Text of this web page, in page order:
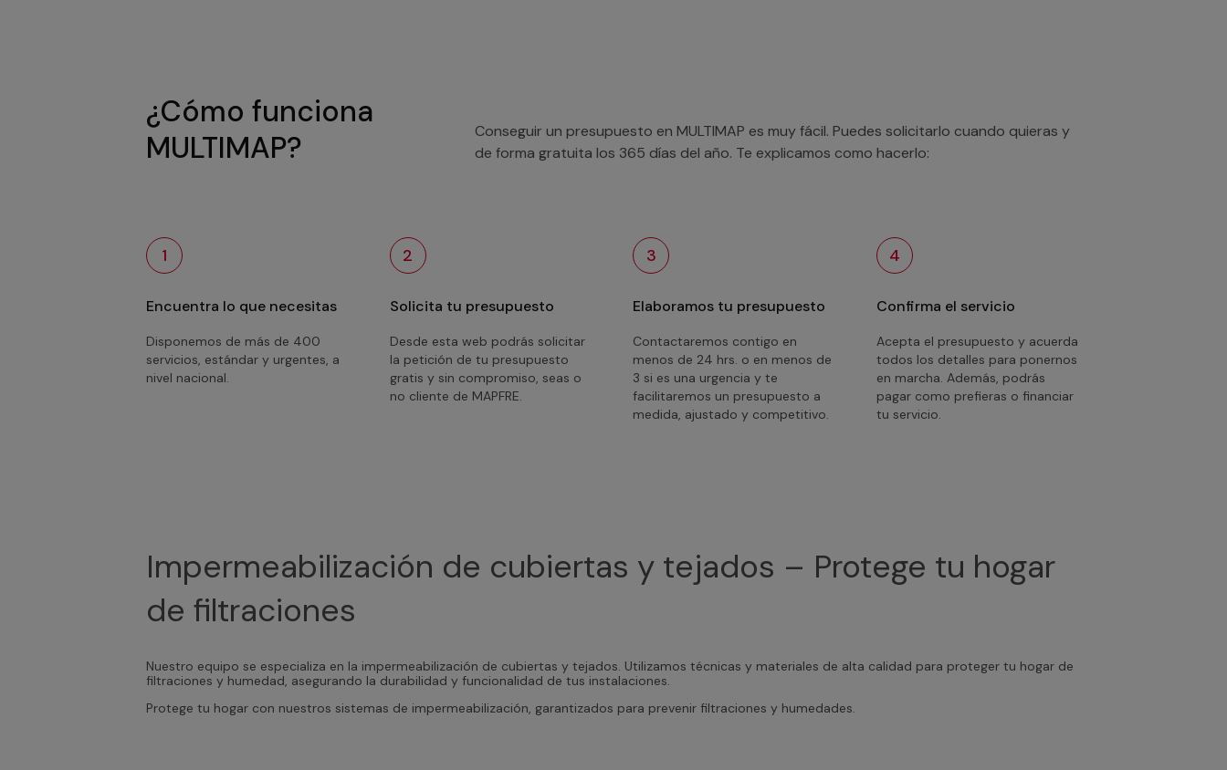
¿Cómo funciona
MULTIMAP?
Conseguir un presupuesto en MULTIMAP es muy fácil. Puedes solicitarlo cuando quieras y
de forma gratuita los 365 días del año. Te explicamos como hacerlo:
1
Encuentra lo que necesitas
Disponemos de más de 400
servicios, estándar y urgentes, a
nivel nacional.
2
Solicita tu presupuesto
Desde esta web podrás solicitar
la petición de tu presupuesto
gratis y sin compromiso, seas o
no cliente de MAPFRE.
3
Elaboramos tu presupuesto
Contactaremos contigo en
menos de 24 hrs. o en menos de
3 si es una urgencia y te
facilitaremos un presupuesto a
medida, ajustado y competitivo.
4
Confirma el servicio
Acepta el presupuesto y acuerda
todos los detalles para ponernos
en marcha. Además, podrás
pagar como prefieras o financiar
tu servicio.
Impermeabilización de cubiertas y tejados – Protege tu hogar
de filtraciones
Nuestro equipo se especializa en la impermeabilización de cubiertas y tejados. Utilizamos técnicas y materiales de alta calidad para proteger tu hogar de
filtraciones y humedad, asegurando la durabilidad y funcionalidad de tus instalaciones.
Protege tu hogar con nuestros sistemas de impermeabilización, garantizados para prevenir filtraciones y humedades.